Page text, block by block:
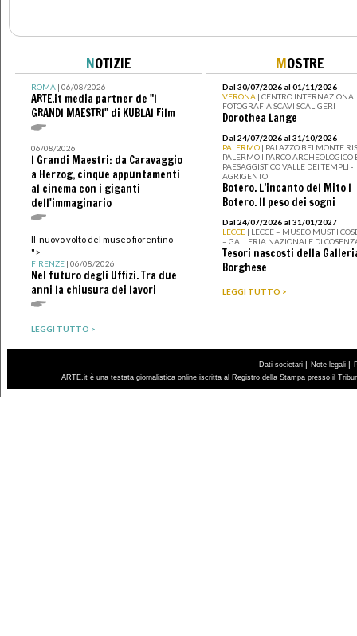
NOTIZIE
ROMA| 06/08/2026
ARTE.it media partner de "I
GRANDI MAESTRI" di KUBLAI Film
06/08/2026
I Grandi Maestri: da Caravaggio
a Herzog, cinque appuntamenti
al cinema con i giganti
dell'immaginario
Il nuovo volto del museo fiorentino
">
FIRENZE| 06/08/2026
Nel futuro degli Uffizi. Tra due
anni la chiusura dei lavori
LEGGI TUTTO >
MOSTRE
Dal 30/07/2026 al 01/11/2026
VERONA | CENTRO
FOTOGRAFIA SCAVI SCALIGERI
Dorothea Lange
Dal 24/07/2026 al 31/10/2026
PALERMO | PALAZZO BELMONTE
PALERMO I PARCO ARCHEOLOGICO
PAESAGGISTICO VALLE DEI TEMPLI -
AGRIGENTO
Botero. L’incanto del Mito I
Botero. Il peso dei sogni
Dal 24/07/2026 al 31/01/2027
LECCE | LECCE – MUSEO MUST I
– GALLERIA NAZIONALE DI
Tesori nascosti della
Borghese
LEGGI TUTTO >
Dati societari | Note legali |
ARTE.it è una testata giornalistica online iscritta al Registro della Stampa presso il